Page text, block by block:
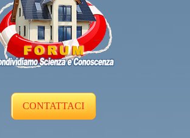
CONTATTACI